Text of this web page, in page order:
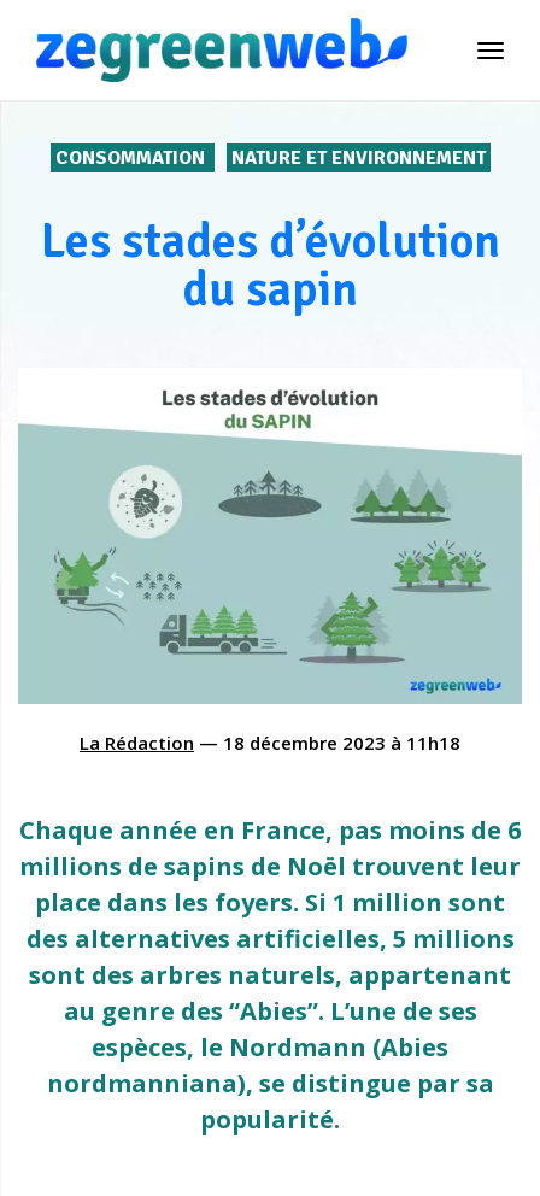
CONSOMMATION NATURE ET ENVIRONNEMENT
Les stades d’évolution
du sapin
La Rédaction — 18 décembre 2023 à 11h18
Chaque année en France, pas moins de 6
millions de sapins de Noël trouvent leur
place dans les foyers. Si 1 million sont
des alternatives artificielles, 5 millions
sont des arbres naturels, appartenant
au genre des “Abies”. L’une de ses
espèces, le Nordmann (Abies
nordmanniana), se distingue par sa
popularité.